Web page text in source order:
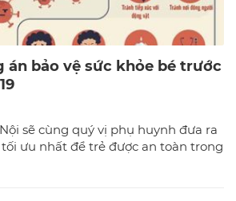
án bảo vệ sức khỏe bé trước
sẽ cùng quý vị phụ huynh đưa ra
ưu nhất để trẻ được an toàn trong